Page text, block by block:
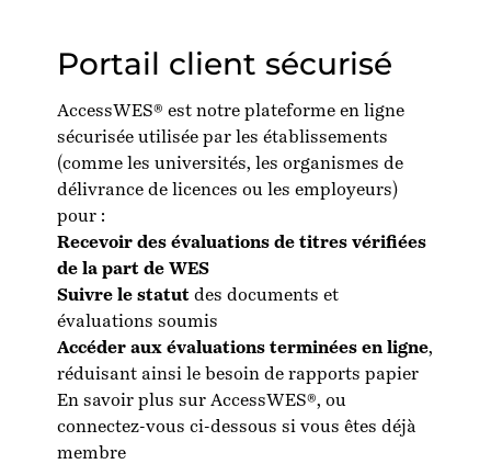
Portail client sécurisé
AccessWES® est notre plateforme en ligne
sécurisée utilisée par les établissements
(comme les universités, les organismes de
délivrance de licences ou les employeurs)
pour :
Recevoir des évaluations de titres vérifiées
de la part de WES
Suivre le statut des documents et
évaluations soumis
Accéder aux évaluations terminées en ligne,
réduisant ainsi le besoin de rapports papier
En savoir plus sur AccessWES®, ou
connectez-vous ci-dessous si vous êtes déjà
membre